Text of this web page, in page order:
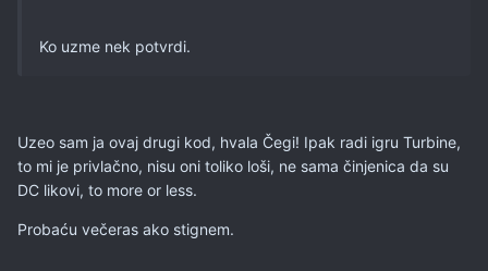
Ko uzme nek potvrdi.
Uzeo sam ja ovaj drugi kod, hvala Čegi! Ipak radi igru Turbine,
to mi je privlačno, nisu oni toliko loši, ne sama činjenica da su
DC likovi, to more or less.
Probaću večeras ako stignem.